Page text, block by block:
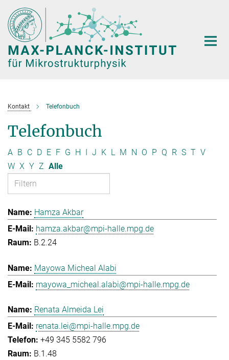
Hauptinhalt
Kontakt Telefonbuch
Telefonbuch
A B C D E F G H I J K L M N O P Q R S T V
W X Y Z Alle
Hamza Akbar
hamza.akbar@mpi-halle.mpg.de
B.2.24
Mayowa Micheal Alabi
mayowa_micheal.alabi@mpi-halle.mpg.de
Renata Almeida Lei
renata.lei@mpi-halle.mpg.de
+49 345 5582 796
B.1.48